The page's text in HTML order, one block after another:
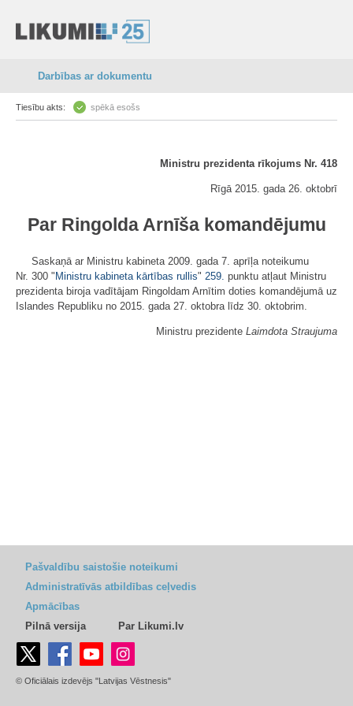
Darbības ar dokumentu
Tiesību akts: spēkā esošs
Ministru prezidenta rīkojums Nr. 418
Rīgā 2015. gada 26. oktobrī
Par Ringolda Arnīša komandējumu
Saskaņā ar Ministru kabineta 2009. gada 7. aprīļa noteikumu
Nr. 300 " Ministru kabineta kārtības rullis" 259. punktu atļaut Ministru
prezidenta biroja vadītājam Ringoldam Arnītim doties komandējumā uz
Islandes Republiku no 2015. gada 27. oktobra līdz 30. oktobrim.
Ministru prezidente Laimdota Straujuma
Pašvaldību saistošie noteikumi
Administratīvās atbildības ceļvedis
Apmācības
Pilnā versija
Par Likumi.lv
© Oficiālais izdevējs "Latvijas Vēstnesis"